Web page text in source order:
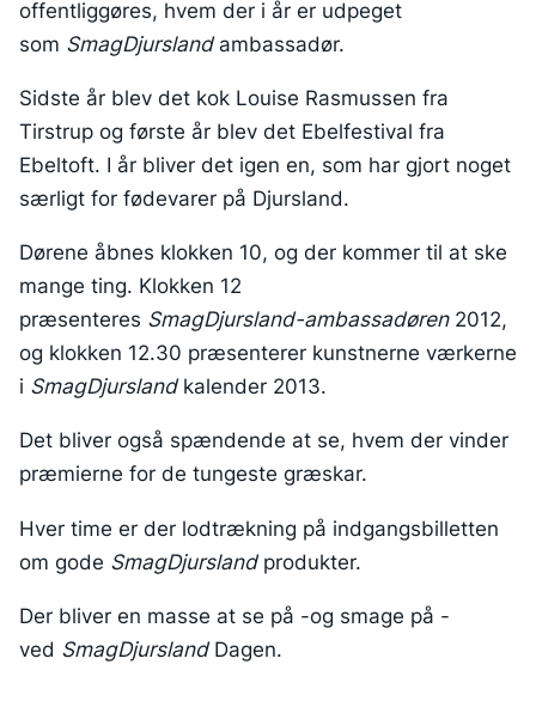
offentliggøres, hvem der i år er udpeget
som SmagDjurslandambassadør.
Sidste år blev det kok Louise Rasmussen fra
Tirstrup og første år blev det Ebelfestival fra
Ebeltoft. I år bliver det igen en, som har gjort noget
særligt for fødevarer på Djursland.
Dørene åbnes klokken 10, og der kommer til at ske
mange ting. Klokken 12
præsenteres SmagDjursland-ambassadøren2012,
og klokken 12.30 præsenterer kunstnerne værkerne
i SmagDjurslandkalender 2013.
Det bliver også spændende at se, hvem der vinder
præmierne for de tungeste græskar.
Hver time er der lodtrækning på indgangsbilletten
om gode SmagDjurslandprodukter.
Der bliver en masse at se på -og smage på -
ved SmagDjurslandDagen.